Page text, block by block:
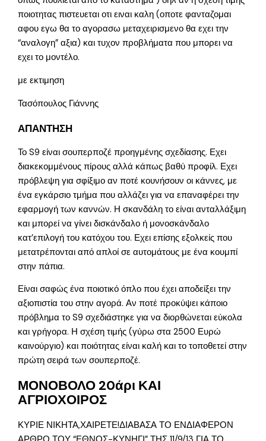
ποιοτητας πιστευεται οτι ειναι καλη (οποτε φανταζομαι
αφου εγω θα το αγορασω μεταχειρισμενο θα εχει την
“αναλογη” αξια) και τυχον προβλήματα που μπορει να
εχει το μοντέλο.
με εκτιμηση
Τασόπουλος Γιάννης
ΑΠΑΝΤΗΣΗ
Το S9 είναι σουπερποζέ προηγμένης σχεδίασης. Εχει
διακεκομμένους πίρους αλλά κάπως βαθύ προφίλ. Εχει
πρόβλεψη για σφίξιμο αν ποτέ κουνήσουν οι κάννες, με
ένα εγκάρσιο τμήμα που αλλάζει για να επαναφέρει την
εφαρμογή των καννών. Η σκανδάλη το είναι ανταλλάξιμη
και μπορεί να γίνει δισκάνδαλο ή μονοσκάνδαλο
κατ’επιλογή του κατόχου του. Εχει επίσης εξολκείς που
μετατρέπονται από απλοί σε αυτομάτους με ένα κουμπί
στην πάπια.
Είναι σαφώς ένα ποιοτικό όπλο που έχει αποδείξει την
αξιοπιστία του στην αγορά. Αν ποτέ προκύψει κάποιο
πρόβλημα το S9 σχεδιάστηκε για να διορθώνεται εύκολα
και γρήγορα. Η σχέση τιμής (γύρω στα 2500 Ευρώ
καινούργιο) και ποιότητας είναι καλή και το τοποθετεί στην
πρώτη σειρά των σουπερποζέ.
ΜΟΝΟΒΟΛΟ 20άρι ΚΑΙ
ΑΓΡΙΟΧΟΙΡΟΣ
ΚΥΡΙΕ ΝΙΚΗΤΑ,ΧΑΙΡΕΤΕ!ΔΙΑΒΑΣΑ ΤΟ ΕΝΔΙΑΦΕΡΟΝ